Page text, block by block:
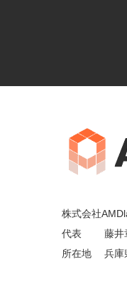
株式会社
代表 藤井章
所在地 兵庫